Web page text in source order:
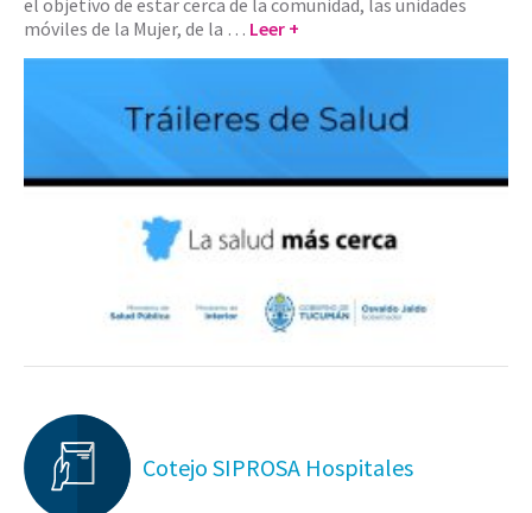
móviles de la Mujer, de la … Leer +
Cotejo SIPROSA Hospitales